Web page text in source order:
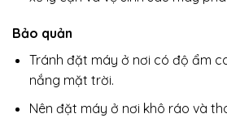
Bảo quản
Tránh đặt máy ở nơi có độ ẩm
nắng mặt trời.
Nên đặt máy ở nơi khô ráo và